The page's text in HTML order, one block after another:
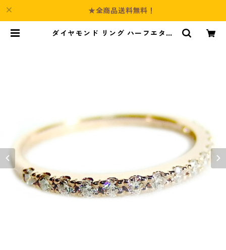
★全商品送料無料！
ダイヤモンド リング ハーフエタニ